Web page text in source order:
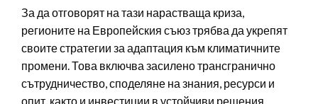
За да отговорят на тази нарастваща криза,
регионите на Европейския съюз трябва да укрепят
своите стратегии за адаптация към климатичните
промени. Това включва засилено трансгранично
сътрудничество, споделяне на знания, ресурси и
опит, както и инвестиции в устойчиви решения,